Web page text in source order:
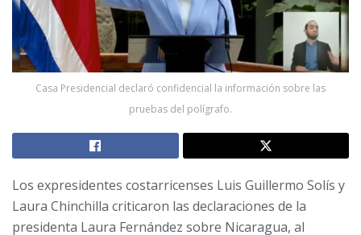
Casa Presidencial declaró confidencial la información sobre las
pruebas del polígrafo.
Los expresidentes costarricenses Luis Guillermo Solís y
Laura Chinchilla criticaron las declaraciones de la
presidenta Laura Fernández sobre Nicaragua, al